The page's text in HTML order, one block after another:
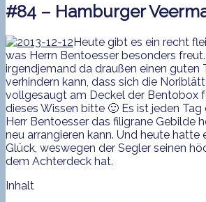
#84 – Hamburger
Heute gibt es ein recht
was Herrn Bentoesser besonders
irgendjemand da draußen einen guten
verhindern kann, dass sich die
vollgesaugt am Deckel der Bentobox
dieses Wissen bitte 🙂 Es ist jeden Tag
Herr Bentoesser das filigrane Gebilde
neu arrangieren kann. Und heute hatte
Glück, weswegen der Segler seinen
dem Achterdeck hat.
Inhalt